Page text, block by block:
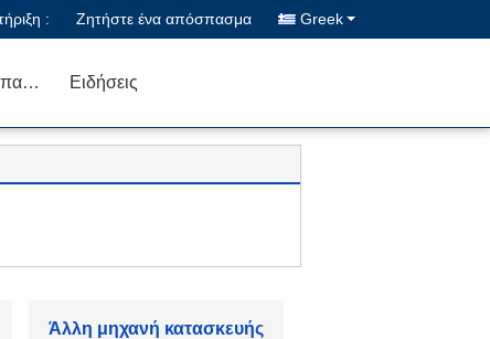
: Ζητήστε ένα απόσπασμα Greek
Μας ελάτε σε επαφή με Ειδήσεις
Ανταλλακτικά ηλεκτρικών